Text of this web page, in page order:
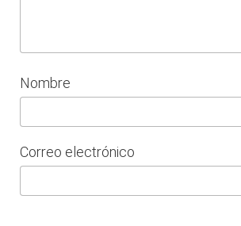
Nombre
Correo electrónico